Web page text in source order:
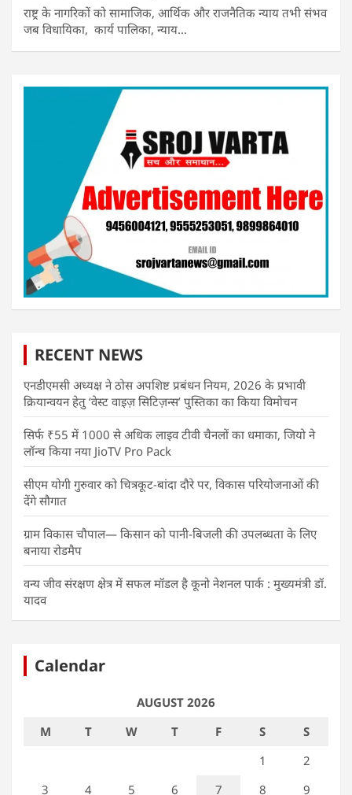
राष्ट्र के नागरिकों को सामाजिक, आर्थिक और राजनैतिक न्याय तभी संभव
जब विधायिका, कार्य पालिका, न्याय…
RECENT NEWS
एनडीएमसी अध्यक्ष ने ठोस अपशिष्ट प्रबंधन नियम, 2026 के प्रभावी
क्रियान्वयन हेतु ‘वेस्ट वाइज़ सिटिज़न्स’ पुस्तिका का किया विमोचन
सिर्फ ₹55 में 1000 से अधिक लाइव टीवी चैनलों का धमाका, जियो ने
लॉन्च किया नया JioTV Pro Pack
सीएम योगी गुरुवार को चित्रकूट-बांदा दौरे पर, विकास परियोजनाओं की
देंगे सौगात
ग्राम विकास चौपाल— किसान को पानी-बिजली की उपलब्धता के लिए
बनाया रोडमैप
वन्य जीव संरक्षण क्षेत्र में सफल मॉडल है कूनो नेशनल पार्क : मुख्यमंत्री डॉ.
यादव
Calendar
AUGUST 2026
M
T W T F S
S
1
2
3
4 5 6 7 8 9